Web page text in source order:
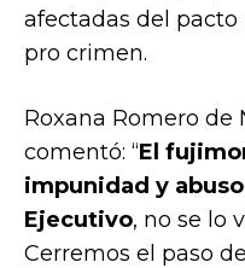
afectadas del pacto
pro crimen.
Roxana Romero de
comentó: “El
impunidad y
Ejecutivo, no se lo
Cerremos el paso